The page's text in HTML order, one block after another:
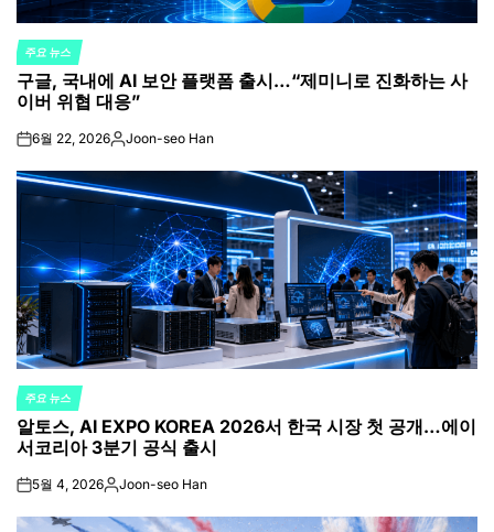
POSTED
IN
주요 뉴스
구글, 국내에 AI 보안 플랫폼 출시…“제미니로 진화하는 사
이버 위협 대응”
on6월 22, 2026Posted
Joon-seo Han
POSTED
IN
주요 뉴스
알토스, AI EXPO KOREA 2026서 한국 시장 첫 공개…에이
서코리아 3분기 공식 출시
on5월 4, 2026Posted
Joon-seo Han